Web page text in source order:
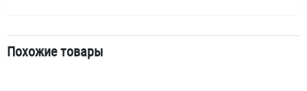
Похожие товары